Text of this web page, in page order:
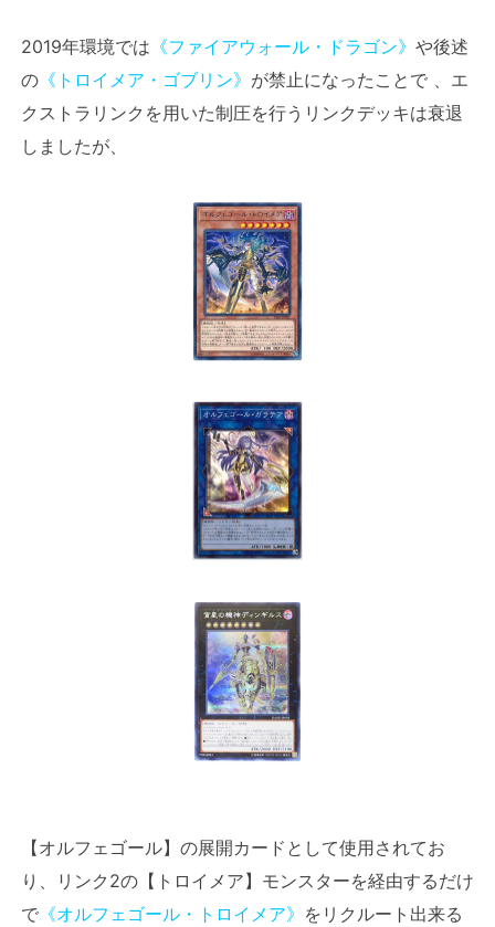
2019年環境では 《ファイアウォール・ドラゴン》 や後述
の 《トロイメア・ゴブリン》 が禁止になったことで 、エ
クストラリンクを用いた制圧を行うリンクデッキは衰退
しましたが、
【オルフェゴール】の展開カードとして使用されてお
り、リンク2の【トロイメア】モンスターを経由するだけ
で 《オルフェゴール・トロイメア》 をリクルート出来る